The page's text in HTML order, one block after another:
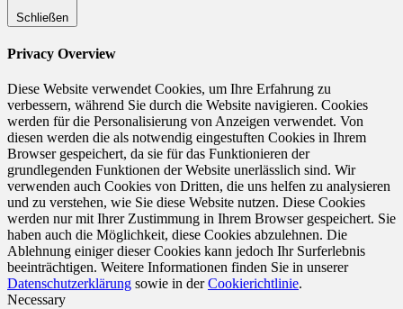
Schließen
Privacy Overview
Diese Website verwendet Cookies, um Ihre Erfahrung zu
verbessern, während Sie durch die Website navigieren. Cookies
werden für die Personalisierung von Anzeigen verwendet. Von
diesen werden die als notwendig eingestuften Cookies in Ihrem
Browser gespeichert, da sie für das Funktionieren der
grundlegenden Funktionen der Website unerlässlich sind. Wir
verwenden auch Cookies von Dritten, die uns helfen zu analysieren
und zu verstehen, wie Sie diese Website nutzen. Diese Cookies
werden nur mit Ihrer Zustimmung in Ihrem Browser gespeichert. Sie
haben auch die Möglichkeit, diese Cookies abzulehnen. Die
Ablehnung einiger dieser Cookies kann jedoch Ihr Surferlebnis
beeinträchtigen. Weitere Informationen finden Sie in unserer
Datenschutzerklärung sowie in derCookierichtlinie.
Necessary